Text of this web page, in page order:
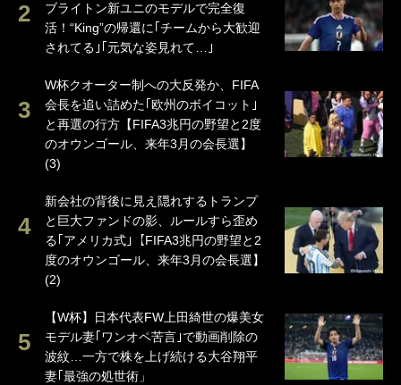
ブライトン新ユニのモデルで完全復
活！“King”の帰還に｢チームから大歓迎
されてる｣｢元気な姿見れて…｣
W杯クオーター制への大反発か、FIFA
会長を追い詰めた｢欧州のボイコット｣
と再選の行方【FIFA3兆円の野望と2度
のオウンゴール、来年3月の会長選】
(3)
新会社の背後に見え隠れするトランプ
と巨大ファンドの影、ルールすら歪め
る｢アメリカ式｣【FIFA3兆円の野望と2
度のオウンゴール、来年3月の会長選】
(2)
【W杯】日本代表FW上田綺世の爆美女
モデル妻｢ワンオペ苦言｣で動画削除の
波紋…一方で株を上げ続ける大谷翔平
妻｢最強の処世術」